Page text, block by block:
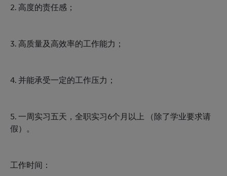
2. 高度的责任感；
3. 高质量及高效率的工作能力；
4. 并能承受一定的工作压力；
5. 一周实习五天，全职实习6个月以上 （除了学业要求请
假）。
工作时间：